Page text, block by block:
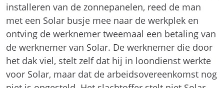
installeren van de zonnepanelen, reed de man
met een Solar busje mee naar de werkplek en
ontving de werknemer tweemaal een betaling van
de werknemer van Solar. De werknemer die door
het dak viel, stelt zelf dat hij in loondienst werkte
voor Solar, maar dat de arbeidsovereenkomst nog